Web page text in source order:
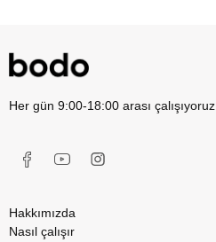
Her gün 9:00-18:00 arası çalışıyoruz
Hakkımızda
Nasıl çalışır